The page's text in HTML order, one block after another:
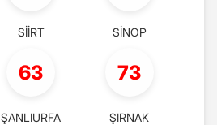
SİİRT SİNOP
63
ŞANLIURFA
73
ŞIRNAK